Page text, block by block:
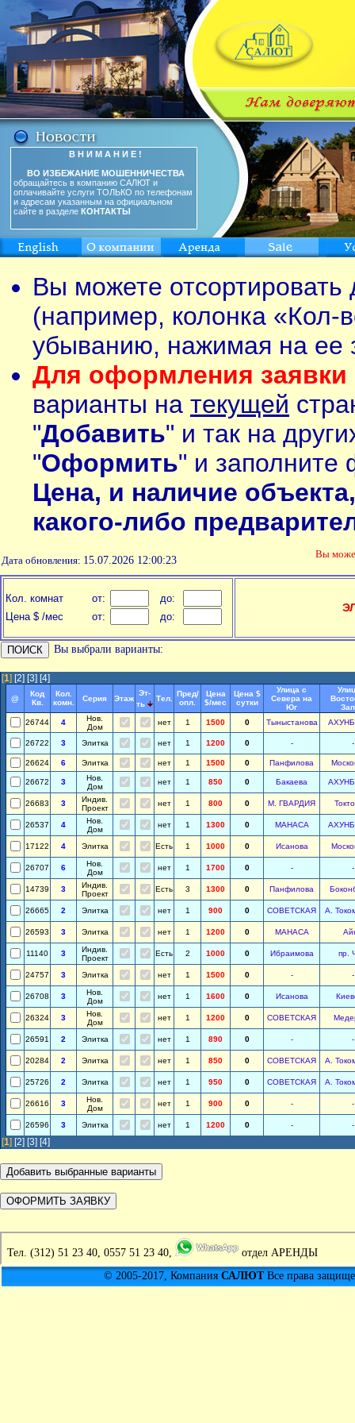
В Н И М А Н И Е !
ВО ИЗБЕЖАНИЕ МОШЕННИЧЕСТВА
обращайтесь в компанию САЛЮТ и
оплачивайте услуги ТОЛЬКО по телефонам
и адресам указанным на официальном
сайте в разделе КОНТАКТЫ
Вы можете
(например, колонка «Кол-
убыванию, нажимая на ее
Для оформления заявки
варианты на текущей
"Добавить" и так на
"Оформить" и заполните
Цена, и наличие
какого-либо
Дата обновления: 15.07.2026 12:00:23
Вы
Кол. комнат от:
до:
Цена $ /мес
от: до:
Вы выбрали варианты:
[1] [2] [3] [4]
@
Код
Кв.
Кол.
комн.
Серия Этаж
Эт-
ть
Тел.
Пред/
опл.
Цена
$/мес
Цена $
сутки
Улица с
Севера на
Юг
26744
4
Нов.
Дом
нет 1 1500 0 Тыныстанова
26722 3 Элитка нет 1 1200 0 - -
26624 6 Элитка нет 1 1500 0 Панфилова
26672 3
Нов.
Дом
нет 1 850 0 Бакаева
26683 3
Индив.
Проект
нет 1 800 0 М. ГВАРДИЯ
26537 4
Нов.
Дом
нет 1 1300 0 МАНАСА
17122 4 Элитка Есть 1 1000 0 Исанова
26707 6
Нов.
Дом
нет 1 1700 0 - -
14739 3
Индив.
Проект
Есть 3 1300 0 Панфилова
26665 2 Элитка нет 1 900 0 СОВЕТСКАЯ А.
26593 3 Элитка нет 1 1200 0 МАНАСА
11140 3
Индив.
Проект
Есть 2 1000 0 Ибраимова пр.
24757 3 Элитка нет 1 1500 0 - -
26708 3
Нов.
Дом
нет 1 1600 0 Исанова
26324 3
Нов.
Дом
нет 1 1200 0 СОВЕТСКАЯ
26591 2 Элитка нет 1 890 0 - -
20284 2 Элитка нет 1 850 0 СОВЕТСКАЯ А.
25726 2 Элитка нет 1 950 0 СОВЕТСКАЯ А.
26616 3
Нов.
Дом
нет 1 900 0 - -
26596 3 Элитка нет 1 1200 0 - -
[1] [2] [3] [4]
Тел. (312) 51 23 40, 0557 51 23 40,
отдел АРЕНДЫ
© 2005-2017, Компания САЛЮТВсе права